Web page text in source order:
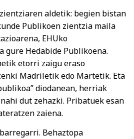
aldetik: begien bistan
Publikoen zientzia maila
EHUko
gure Hedabide Publikoena.
etorri zaigu eraso
Madriletik edo Martetik. Eta
diodanean, herriak
dut zehazki. Pribatuek esan
zaiena.
Behaztopa